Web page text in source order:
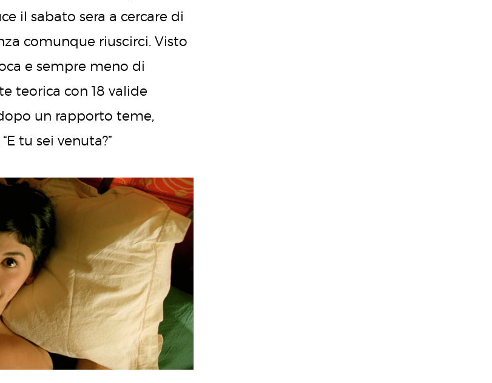
il sabato sera a cercare di
comunque riuscirci. Visto
e sempre meno di
teorica con 18 valide
un rapporto teme,
tu sei venuta?”